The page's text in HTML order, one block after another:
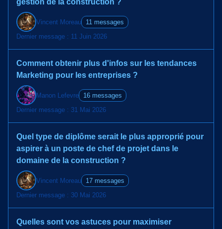
gestion de la construction ?
Vincent Moreau
11 messages
Dernier message : 11 Juin 2026
Comment obtenir plus d'infos sur les tendances
Marketing pour les entreprises ?
Manon Lefevre
16 messages
Dernier message : 31 Mai 2026
Quel type de diplôme serait le plus approprié pour
aspirer à un poste de chef de projet dans le
domaine de la construction ?
Vincent Moreau
17 messages
Dernier message : 30 Mai 2026
Quelles sont vos astuces pour maximiser